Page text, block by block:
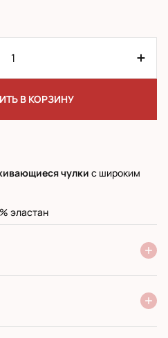
В КОРЗИНУ
чулки с широким
эластан